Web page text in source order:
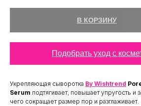
В КОРЗИНУ
Подобрать уход с
Укрепляющая сыворотка By Wishtrend
Serum подтягивает, повышает упругость и
чего сокращает размер пор и разглаживает.